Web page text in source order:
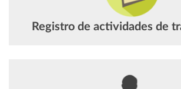
Registro de actividades de